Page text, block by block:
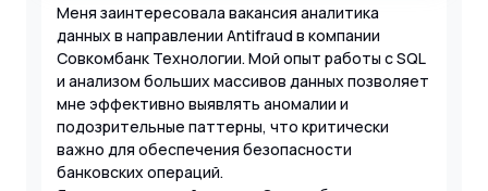
Меня заинтересовала вакансия аналитика
данных в направлении Antifraud в компании
Совкомбанк Технологии. Мой опыт работы с SQL
и анализом больших массивов данных позволяет
мне эффективно выявлять аномалии и
подозрительные паттерны, что критически
важно для обеспечения безопасности
банковских операций.